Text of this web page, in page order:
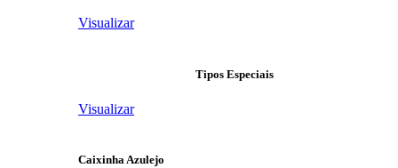
Visualizar
Tipos Especiais
Visualizar
Caixinha Azulejo